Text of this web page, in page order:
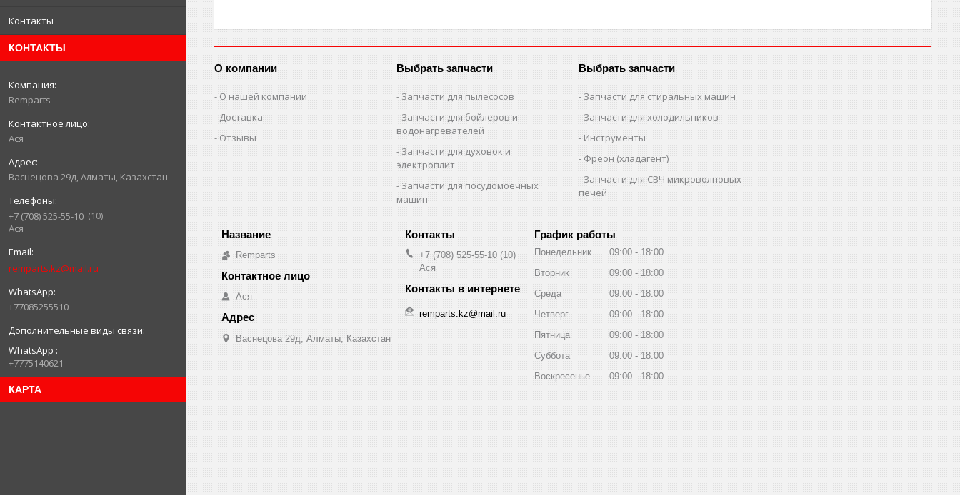
Контакты
КОНТАКТЫ
Remparts
Ася
Васнецова 29д, Алматы, Казахстан
+7 (708) 525-55-10
10
Ася
remparts.kz@mail.ru
+77085255510
WhatsApp
+7775140621
КАРТА
О компании
О нашей компании
Доставка
Отзывы
Выбрать запчасти
Запчасти для пылесосов
Запчасти для бойлеров и
водонагревателей
Запчасти для духовок и
электроплит
Запчасти для посудомоечных
машин
Выбрать запчасти
Запчасти для стиральных машин
Запчасти для холодильников
Инструменты
Фреон (хладагент)
Запчасти для СВЧ микроволновых
печей
Remparts
Ася
Васнецова 29д, Алматы, Казахстан
+7 (708) 525-55-10 10
Ася
remparts.kz@mail.ru
График работы
Понедельник 09:00
18:00
Вторник
09:00
18:00
Среда
09:00
18:00
Четверг
09:00
18:00
Пятница
09:00
18:00
Суббота
09:00
18:00
Воскресенье
09:00 18:00